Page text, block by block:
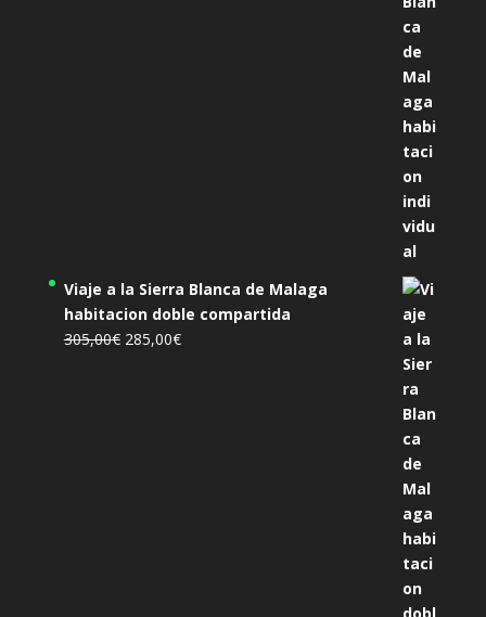
Viaje a la Sierra Blanca de Malaga
habitacion doble compartida
305,00€ El
285,00€El